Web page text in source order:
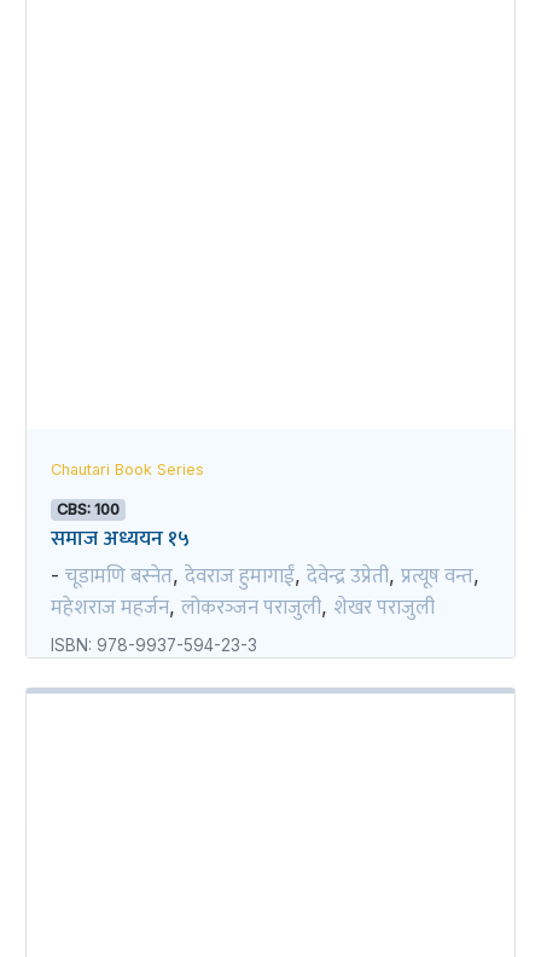
Chautari Book Series
CBS: 100
समाज अध्ययन १५
- चूडामणि बस्नेत, देवराज हुमागाईं, देवेन्द्र उप्रेती, प्रत्यूष वन्त,
महेशराज महर्जन, लोकरञ्‍जन पराजुली, शेखर पराजुली
ISBN: 978-9937-594-23-3